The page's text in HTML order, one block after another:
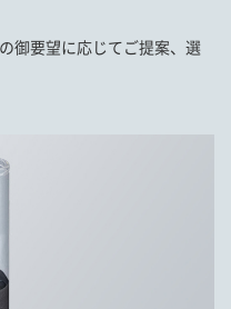
御要望に応じてご提案、選